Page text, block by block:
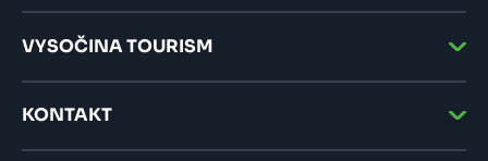
VYSOČINA TOURISM
KONTAKT